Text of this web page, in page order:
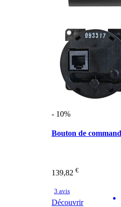
- 10%
Bouton de
139,82 €
3 avis
Découvrir